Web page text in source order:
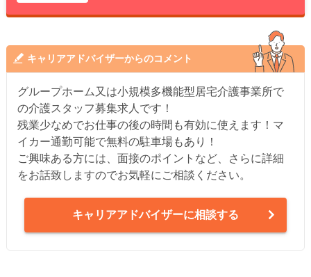
キャリアアドバイザーからのコメント
グループホーム又は小規模多機能型居宅介護事業所で
の介護スタッフ募集求人です！
残業少なめでお仕事の後の時間も有効に使えます！マ
イカー通勤可能で無料の駐車場もあり！
ご興味ある方には、面接のポイントなど、さらに詳細
をお話致しますのでお気軽にご相談ください。
キャリアアドバイザーに相談する